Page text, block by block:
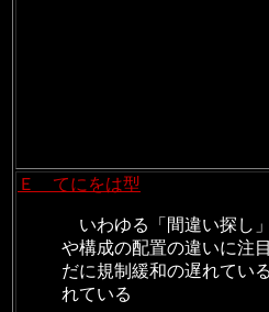
Ｅ てにをは型
いわゆる「間違い探し
や構成の配置の違いに注
だに規制緩和の遅れてい
れている